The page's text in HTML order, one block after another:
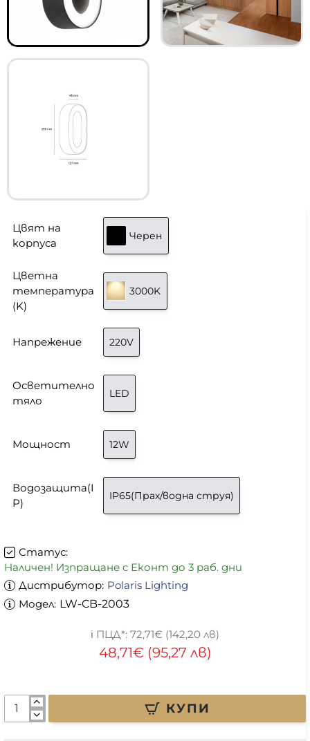
Статус:
Наличен! Изпращане с Еконт до 3 раб. дни
Дистрибутор: Polaris Lighting
Модел: LW-CB-2003
48,71€ (95,27 лв)
72,71€ (142,20 лв)
Цвят на
корпуса
Черен
Цветна
температура
(K)
3000K
Напрежение 220V
Осветително
тяло
LED
Мощност 12W
Водозащита(I
P)
IP65(Прах/водна струя)
КУПИ